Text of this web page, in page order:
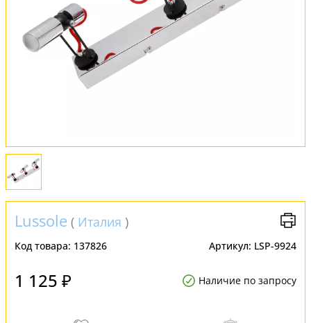
Установка
FAQ
Отзывы
Lussole ( Италия )
Код товара: 137826 Артикул: LSP-9924
1 125 ₽ Наличие по запросу